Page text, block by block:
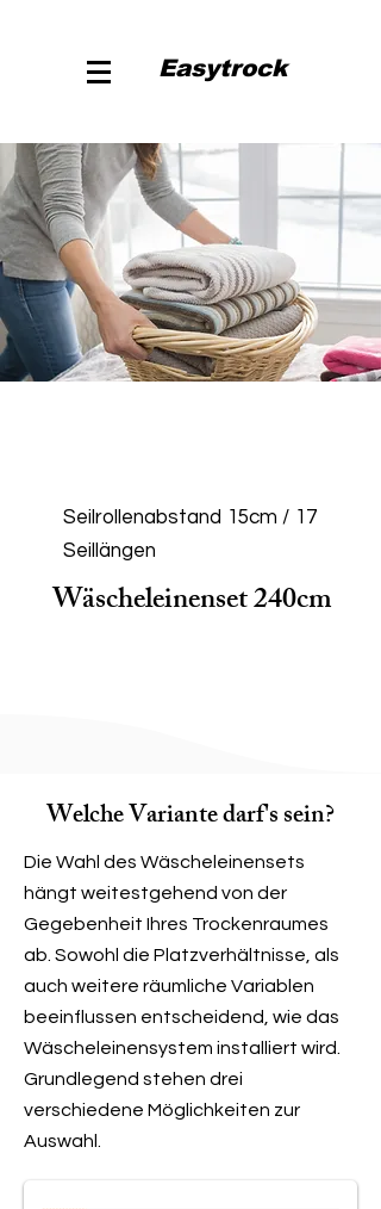
Easytrock
Seilrollenabstand 15cm / 17
Seillängen
Wäscheleinenset 240cm
Welche Variante darf's sein?
Die Wahl des Wäscheleinensets
hängt weitestgehend von der
Gegebenheit Ihres Trockenraumes
ab. Sowohl die Platzverhältnisse, als
auch weitere räumliche Variablen
beeinflussen entscheidend, wie das
Wäscheleinensystem installiert wird.
Grundlegend stehen drei
verschiedene Möglichkeiten zur
Auswahl.